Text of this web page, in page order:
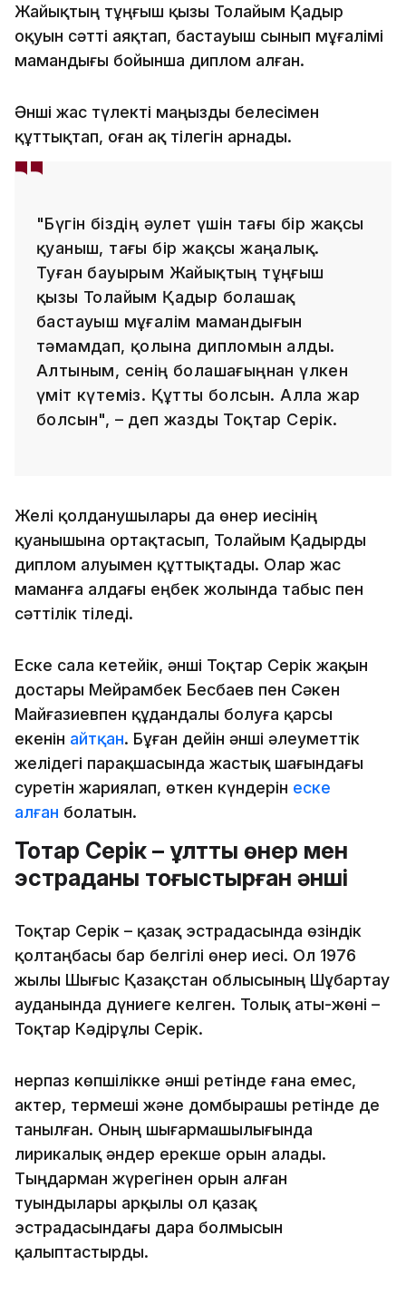
Жайықтың тұңғыш қызы Толайым Қадыр
оқуын сәтті аяқтап, бастауыш сынып мұғалімі
мамандығы бойынша диплом алған.
Әнші жас түлекті маңызды белесімен
құттықтап, оған ақ тілегін арнады.
"Бүгін біздің әулет үшін тағы бір жақсы
қуаныш, тағы бір жақсы жаңалық.
Туған бауырым Жайықтың тұңғыш
қызы Толайым Қадыр болашақ
бастауыш мұғалім мамандығын
тәмамдап, қолына дипломын алды.
Алтыным, сенің болашағыңнан үлкен
үміт күтеміз. Құтты болсын. Алла жар
болсын", – деп жазды Тоқтар Серік.
Желі қолданушылары да өнер иесінің
қуанышына ортақтасып, Толайым Қадырды
диплом алуымен құттықтады. Олар жас
маманға алдағы еңбек жолында табыс пен
сәттілік тіледі.
Еске сала кетейік, әнші Тоқтар Серік жақын
достары Мейрамбек Бесбаев пен Сәкен
Майғазиевпен құдандалы болуға қарсы
екенін айтқан. Бұған дейін әнші әлеуметтік
желідегі парақшасында жастық шағындағы
суретін жариялап, өткен күндерін еске
алған болатын.
Тоқтар Серік – ұлттық өнер мен
эстраданы тоғыстырған әнші
Тоқтар Серік – қазақ эстрадасында өзіндік
қолтаңбасы бар белгілі өнер иесі. Ол 1976
жылы Шығыс Қазақстан облысының Шұбартау
ауданында дүниеге келген. Толық аты-жөні –
Тоқтар Кәдірұлы Серік.
Өнерпаз көпшілікке әнші ретінде ғана емес,
актер, термеші және домбырашы ретінде де
танылған. Оның шығармашылығында
лирикалық әндер ерекше орын алады.
Тыңдарман жүрегінен орын алған
туындылары арқылы ол қазақ
эстрадасындағы дара болмысын
қалыптастырды.